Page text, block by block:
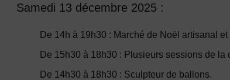
Samedi 13 décembre 2025 :
De 14h à 19h30 : Marché de Noël artisanal
De 15h30 à 18h30 : Plusieurs sessions de la
De 14h30 à 18h30 : Sculpteur de ballons.